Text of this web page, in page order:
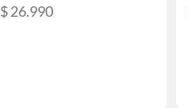
$ 26.990